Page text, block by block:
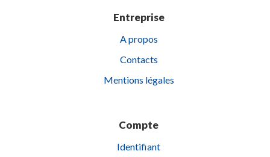
Entreprise
A propos
Contacts
Mentions légales
Compte
Identifiant